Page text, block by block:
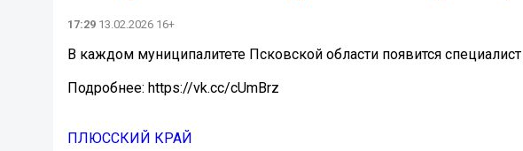
17:29 13.02.2026 16+
В каждом муниципалитете Псковской области появится
Подробнее: https://vk.cc/cUmBrz
ПЛЮССКИЙ КРАЙ